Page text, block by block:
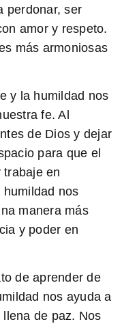
perdonar, ser
amor y respeto.
más armoniosas
y la humildad nos
fe. Al
de Dios y dejar
para que el
en
nos
manera más
y poder en
de aprender de
nos ayuda a
de paz. Nos